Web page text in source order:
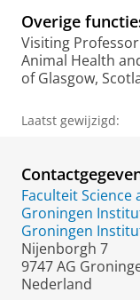
Overige
Visiting
Animal Health
of Glasgow,
Laatst gewijzigd:
Faculteit Science
Groningen
Groningen
Nijenborgh 7
9747 AG
Nederland